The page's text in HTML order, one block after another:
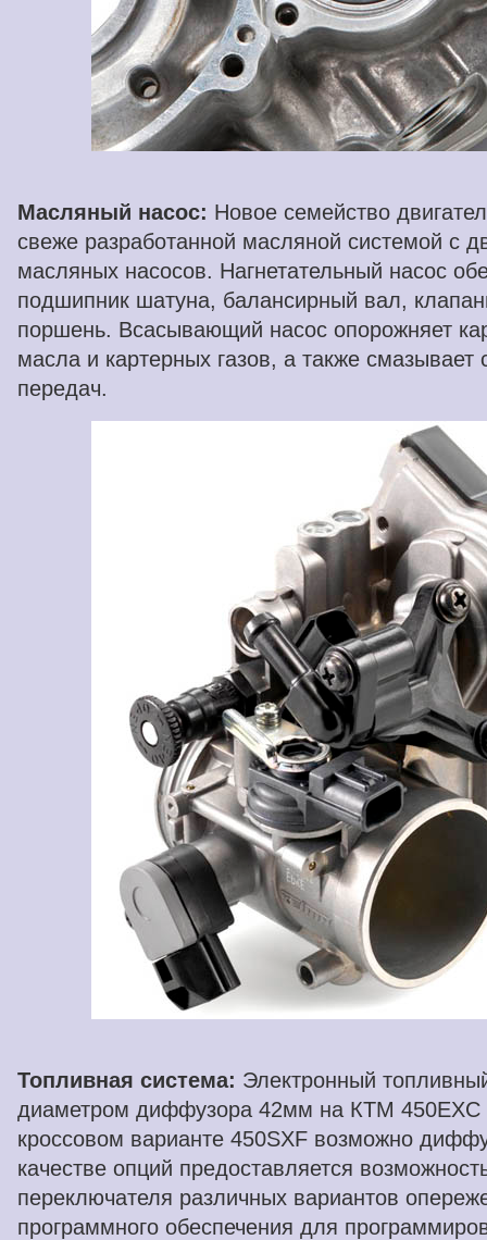
Масляный насос: Новое семейство
свеже разработанной масляной системой с
масляных насосов. Нагнетательный насос
подшипник шатуна, балансирный вал,
поршень. Всасывающий насос опорожняет
масла и картерных газов, а также смазывает
передач.
Топливная система: Электронный
диаметром диффузора 42мм на КТМ 450EXC
кроссовом варианте 450SXF возможно
качестве опций предоставляется
переключателя различных вариантов
программного обеспечения для